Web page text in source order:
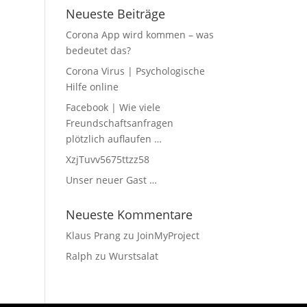
Neueste Beiträge
Corona App wird kommen – was
bedeutet das?
Corona Virus | Psychologische
Hilfe online
Facebook | Wie viele
Freundschaftsanfragen
plötzlich auflaufen …
XzjTuvv5675ttzz58
Unser neuer Gast …
Neueste Kommentare
Klaus Prang zu JoinMyProject
Ralph zuWurstsalat